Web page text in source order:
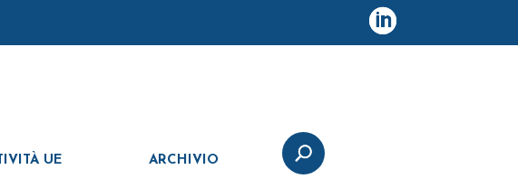
UE ARCHIVIO